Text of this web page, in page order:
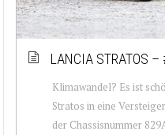
LANCIA STRATOS
Klimawandel? Es ist
Stratos in eine
der Chassisnummer